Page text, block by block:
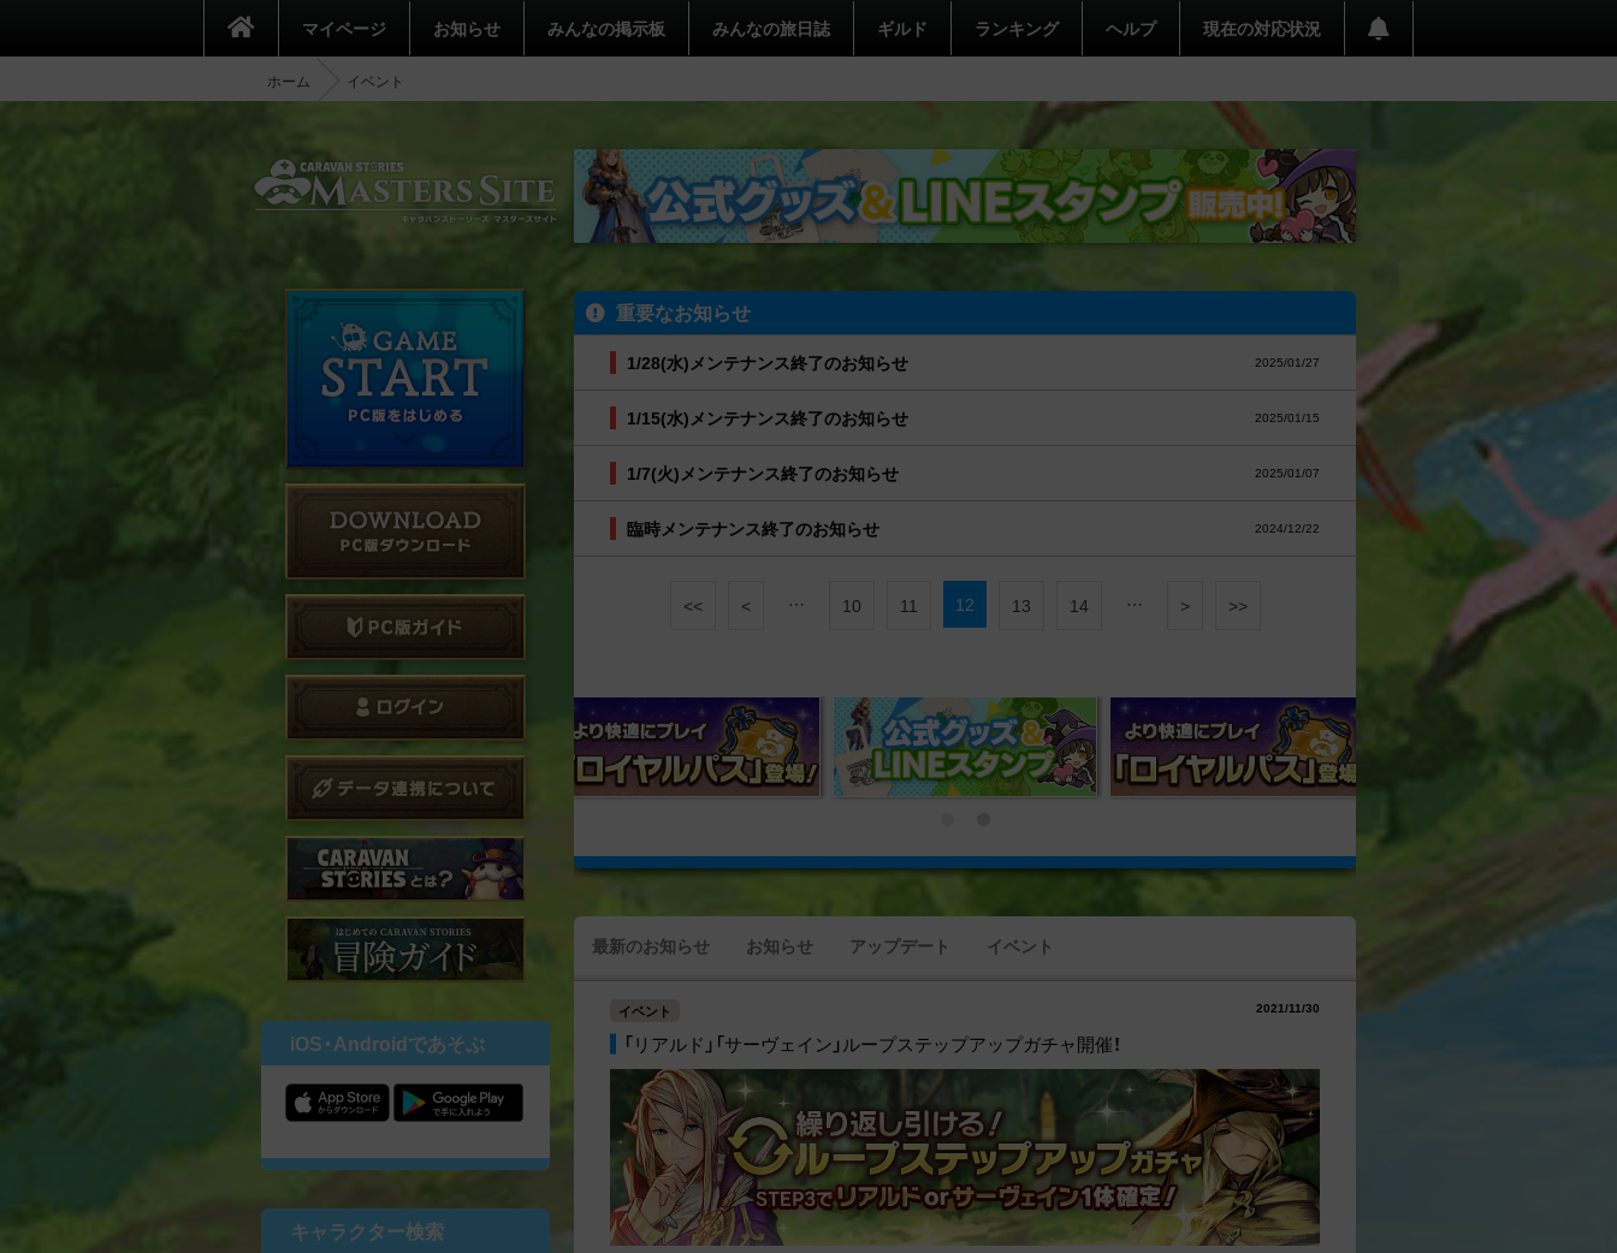
マイページ お知らせ みんなの掲示板 みんなの旅日誌 ギルド ランキング ヘルプ 現在の対応状況
ホーム イベント
iOS・Androidであそぶ
キャラクター検索
重要なお知らせ
1/28(水)メンテナンス終了のお知らせ 2025/01/27
1/15(水)メンテナンス終了のお知らせ 2025/01/15
1/7(火)メンテナンス終了のお知らせ 2025/01/07
臨時メンテナンス終了のお知らせ 2024/12/22
<< < … 10 11 12 13 14 … > >>
最新のお知らせ お知らせ アップデート イベント
イベント 2021/11/30
「リアルド」「サーヴェイン」ループステップアップガチャ開催！